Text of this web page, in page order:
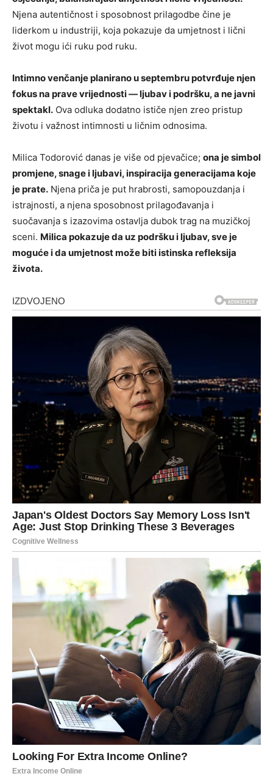
Njena autentičnost i sposobnost prilagodbe čine je
liderkom u industriji, koja pokazuje da umjetnost i lični
život mogu ići ruku pod ruku.
Intimno venčanje planirano u septembru potvrđuje njen
fokus na prave vrijednosti — ljubav i podršku, a ne javni
spektakl. Ova odluka dodatno ističe njen zreo pristup
životu i važnost intimnosti u ličnim odnosima.
Milica Todorović danas je više od pjevačice; ona je simbol
promjene, snage i ljubavi, inspiracija generacijama koje
je prate. Njena priča je put hrabrosti, samopouzdanja i
istrajnosti, a njena sposobnost prilagođavanja i
suočavanja s izazovima ostavlja dubok trag na muzičkoj
sceni. Milica pokazuje da uz podršku i ljubav, sve je
moguće i da umjetnost može biti istinska refleksija
života.